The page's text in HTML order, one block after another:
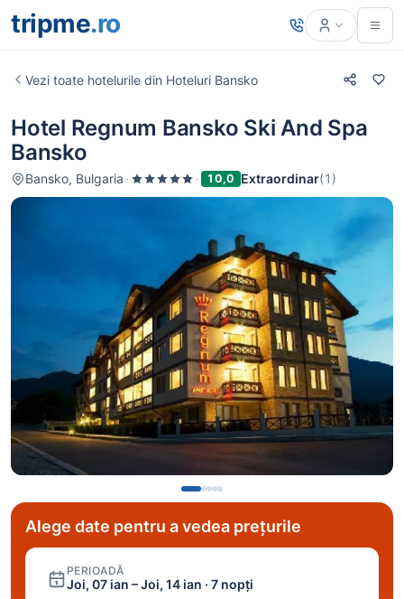
tripme.ro
Alege date pentru a vedea prețurile
PERIOADĂ
Joi, 07 ian – Joi, 14 ian · 7 nopți
Vezi toate hotelurile din Hoteluri Bansko
Hotel Regnum Bansko Ski And Spa
Bansko
Bansko, Bulgaria · · 10,0 Extraordinar(1)